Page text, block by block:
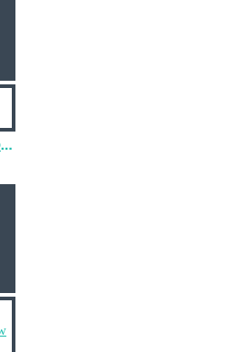
Arcadia Jungle Dawn LED Bar 870mm 51 Watt